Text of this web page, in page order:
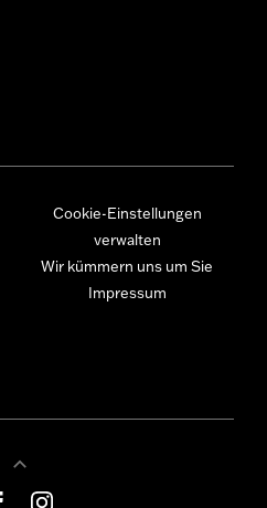
Cookie-Einstellungen
verwalten
Wir kümmern uns um Sie
Impressum